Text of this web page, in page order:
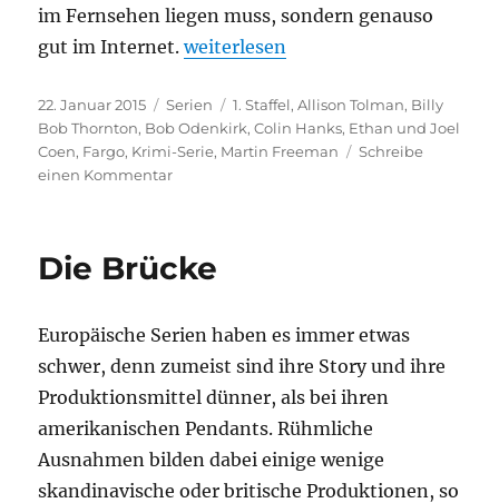
im Fernsehen liegen muss, sondern genauso
gut im Internet.„Fargo“
weiterlesen
Veröffentlicht
am
22. Januar 2015 Kategorien
Serien Schlagwörter
1. Staffel,Allison Tolman, Billy
Bob Thornton, Bob Odenkirk,Colin Hanks, Ethan und Joel
Coen, Fargo, Krimi-Serie, Martin Freeman
Schreibe
einen Kommentarzu
Die Brücke
Europäische Serien haben es immer etwas
schwer, denn zumeist sind ihre Story und ihre
Produktionsmittel dünner, als bei ihren
amerikanischen Pendants. Rühmliche
Ausnahmen bilden dabei einige wenige
skandinavische oder britische Produktionen, so